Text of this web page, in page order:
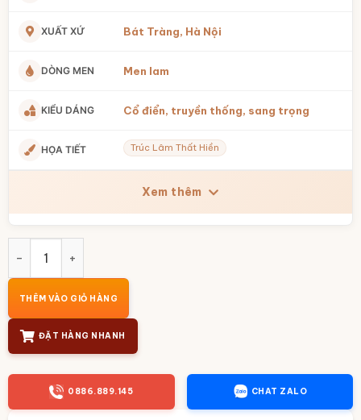
XUẤT XỨ Bát Tràng, Hà Nội
DÒNG MEN Men lam
KIỂU DÁNG Cổ điển, truyền thống, sang trọng
HỌA TIẾT Trúc Lâm Thất Hiền
Xem thêm
THÊM VÀO GIỎ HÀNG
ĐẶT HÀNG NHANH
0886.889.145 CHAT ZALO